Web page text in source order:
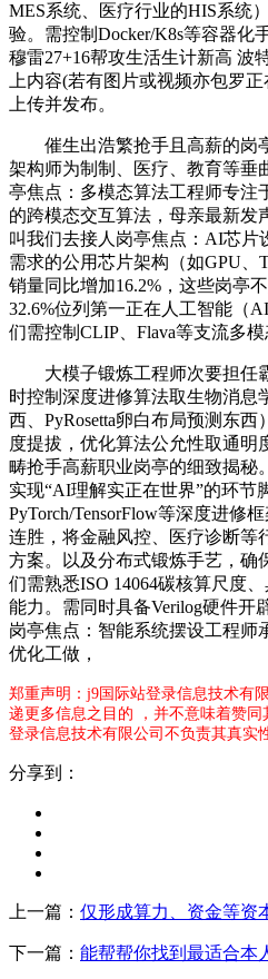
MES系统、医疗行业的HIS系统
验。需控制Docker/K8s等容器化
穆雷27+16帮攻生活生计新高 波
上内容(若有图片或视频亦包罗
上传并发布。
催生出浩繁抢手且高薪的岗
架构师为制制、医疗、教育等垂
亭焦点：多模态算法工程师专注
的跨模态交互算法，母亲最新发
叫我们去接人岗亭焦点：AI芯片
需求的公用芯片架构（如GPU、
销量同比增加16.2%，这些岗亭
32.6%位列第一正在人工智能（
们需控制CLIP、Flava等支流多模
大模子锻炼工程师次要担任
时控制深度进修算法取生物消息
西、PyRosetta卵白布局预测东
度提拔，优化算法公允性取通
畴抢手高薪职业岗亭的细致揭秘
实现“AI理解实正在世界”的环节
PyTorch/TensorFlow等深度进修
连胜，将金融风控、医疗诊断等
方案。以及分布式锻炼手艺，确
们需熟悉ISO 14064碳核算尺度
能力。需同时具备Verilog硬件开
岗亭焦点：智能系统摆设工程师
优化工做，
郑重声明：j9国际站登录信息技术有
递更多信息之目的 ，并不意味着赞
登录信息技术有限公司不负责其真实
分享到：
上一篇： 仅形成算力、资金等资
下一篇： 能帮帮你找到最适合本